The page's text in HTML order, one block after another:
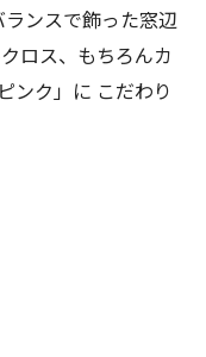
ンスで飾った窓辺
ロス、もちろんカ
ンク」に こだわり